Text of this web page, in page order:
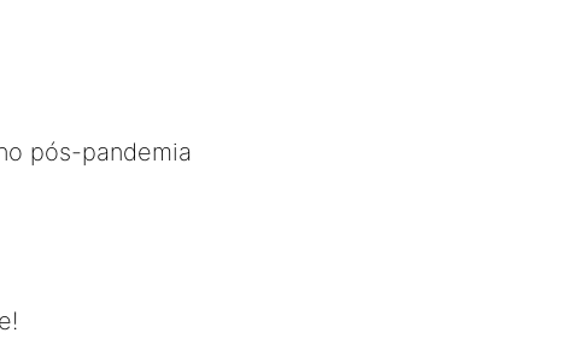
pós-pandemia